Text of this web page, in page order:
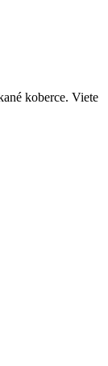
koberce. Viete